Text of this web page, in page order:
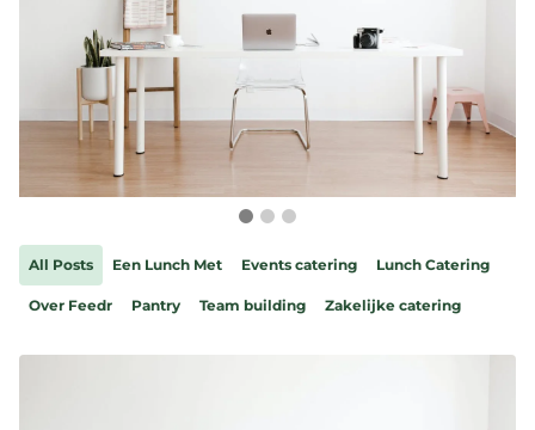
De Beroepsbevolking van
de Toekomst Wil Meer
Innovatieve Secundaire
All Posts Een Lunch Met Events catering Lunch Catering
Over Feedr Pantry Team building Zakelijke catering